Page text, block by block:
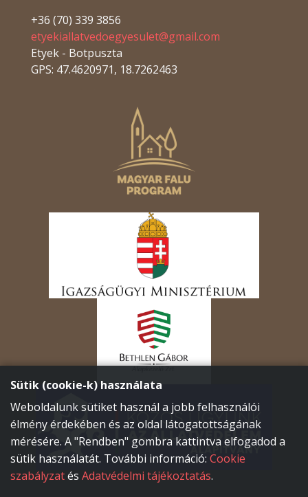
+36 (70) 339 3856
etyekiallatvedoegyesulet@gmail.com
Etyek - Botpuszta
GPS: 47.4620971, 18.7262463
Sütik (cookie-k) használata
Weboldalunk sütiket használ a jobb felhasználói
élmény érdekében és az oldal látogatottságának
mérésére. A "Rendben" gombra kattintva elfogadod a
sütik használatát. További információ: Cookie
szabályzatés Adatvédelmi tájékoztatás.